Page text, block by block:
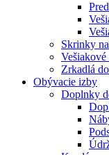
Skrinky
Vešiakové
Zrkadlá
Obývacie izby
Doplnky